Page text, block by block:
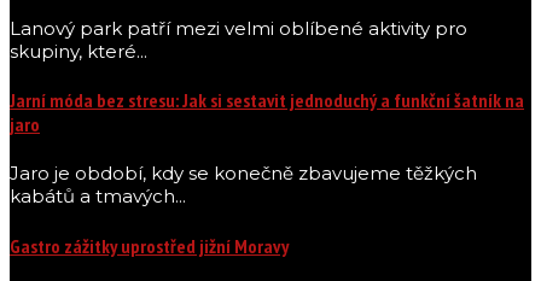
Lanový park patří mezi velmi oblíbené aktivity pro
skupiny, které...
Jarní móda bez stresu: Jak si sestavit jednoduchý a funkční šatník na
jaro
Jaro je období, kdy se konečně zbavujeme těžkých
kabátů a tmavých...
Gastro zážitky uprostřed jižní Moravy